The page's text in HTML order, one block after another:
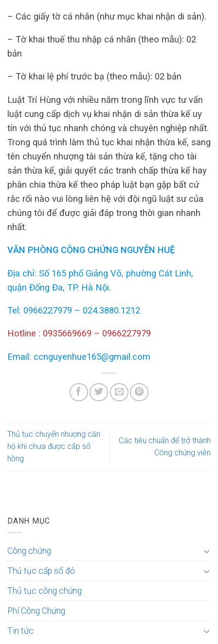
– Các giấy tờ cá nhân (như mục khai nhận di sản).
– Tờ khai thuế thu nhập cá nhân (theo mẫu): 02
bản
– Tờ khai lệ phí trước bạ (theo mẫu): 02 bản
Luật Trí Hùng với nhiều năm trong lĩnh vực tư vấn
luật cung cấp dịch vụ khai nhận di sản thừa kế uy
tín với thủ tục nhanh chóng và chuyên nghiệp nhất.
Trong quá trình làm thủ tục khai nhận thừa kế, sang
tên chuyển nhượng tài sản thừa kế, tặng cho tài
sản thừa kế, giải quyết các tranh chấp thừa kế hay
phân chia thừa kế theo pháp luật bạn gặp bất cứ
rắc rối nào vui lòng liên hệ với đội ngũ luật sư của
chúng tôi để được giải đáp trong thời gian nhanh
nhất.
VĂN PHÒNG CÔNG CHỨNG NGUYỄN HUỆ
Địa chỉ: Số 165 phố Giảng Võ, phường Cát Linh,
quận Đống Đa, TP. Hà Nội.
Tel: 0966227979 – 024.3880.1212
Hotline : 0935669669 – 0966227979
Email: ccnguyenhue165@gmail.com
Thủ tục chuyển nhượng căn
hộ khi chưa được cấp sổ
hồng
Các tiêu chuẩn để trở thành
Công chứng viên
DANH MỤC
Công chứng
Thủ tục cấp sổ đỏ
Thủ tục công chứng
Phí Công Chứng
Tin tức